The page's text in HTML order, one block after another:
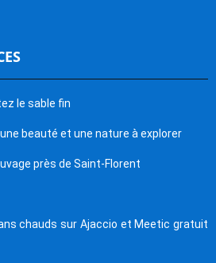
le sable fin
beauté et une nature à explorer
près de Saint-Florent
chauds sur Ajaccio et Meetic gratuit